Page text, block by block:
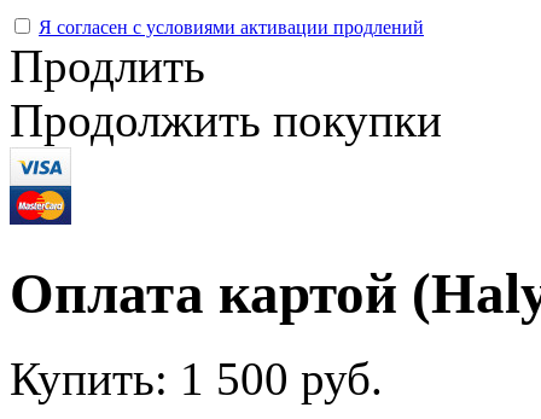
Я согласен с условиями активации продлений
Продлить
Продолжить покупки
Оплата картой
Купить: 1 500 руб.